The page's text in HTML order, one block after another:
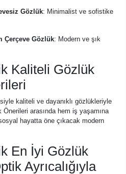
Gözlük: Minimalist ve sofistike
Çerçeve Gözlük: Modern ve şık
Kaliteli Gözlük
kaliteli ve dayanıklı gözlükleriyle
arasında hem iş yaşamına
hayatta öne çıkacak modern
En İyi Gözlük
Ayrıcalığıyla